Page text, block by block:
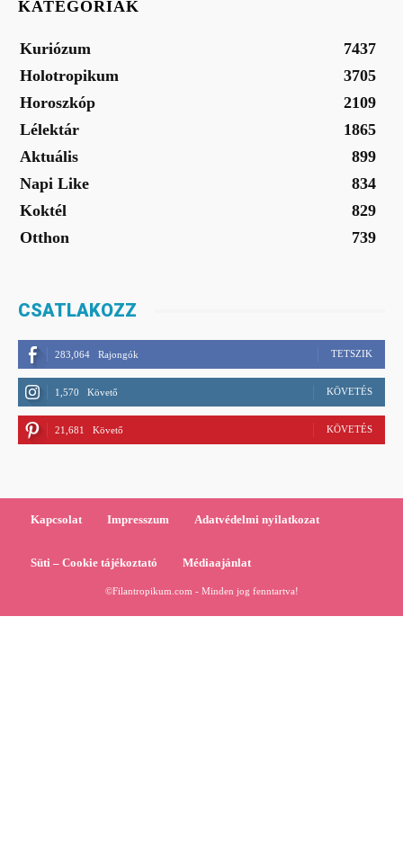
KATEGÓRIÁK
Kuriózum
7437
Holotropikum
3705
Horoszkóp
2109
Lélektár
1865
Aktuális
899
Napi Like
834
Koktél
829
Otthon
739
CSATLAKOZZ
283,064 Rajongók TETSZIK
1,570 Követő KÖVETÉS
21,681 Követő KÖVETÉS
Kapcsolat Impresszum Adatvédelmi nyilatkozat
Süti – Cookie tájékoztató Médiaajánlat
©Filantropikum.com - Minden jog fenntartva!